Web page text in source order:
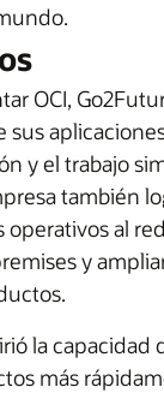
OCI,
y el trabajo
también
operativos al
y
la capacidad
más